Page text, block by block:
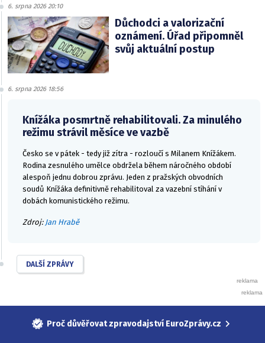
6. srpna 2026 20:10
Důchodci a valorizační
oznámení. Úřad připomněl
svůj aktuální postup
6. srpna 2026 18:56
Knížáka posmrtně rehabilitovali. Za minulého
režimu strávil měsíce ve vazbě
Česko se v pátek - tedy již zítra - rozloučí s Milanem Knížákem.
Rodina zesnulého umělce obdržela během náročného období
alespoň jednu dobrou zprávu. Jeden z pražských obvodních
soudů Knížáka definitivně rehabilitoval za vazební stíhání v
dobách komunistického režimu.
Zdroj: Jan Hrabě
DALŠÍ ZPRÁVY
Proč důvěřovat zpravodajství EuroZprávy.cz